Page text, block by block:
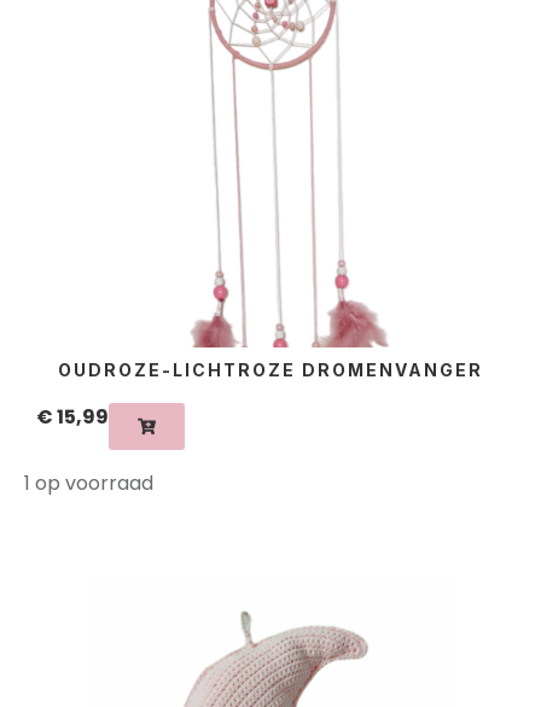
OUDROZE-LICHTROZE DROMENVANGER
€15,99
1 op voorraad